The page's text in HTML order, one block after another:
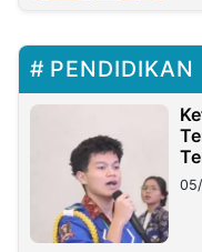
PENDIDIKAN